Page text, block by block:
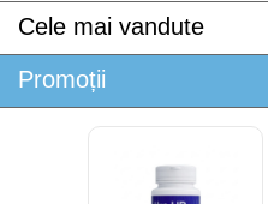
Cele mai vandute
Promoții